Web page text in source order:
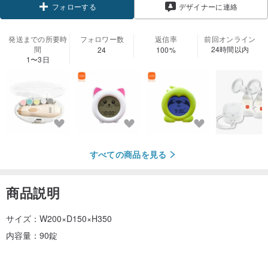
フォローする デザイナーに連絡
発送までの所要時
間
1〜3日
フォロワー数
24
返信率
100%
前回オンライン
24時間以内
すべての商品を見る
商品説明
サイズ：W200×D150×H350
内容量：90錠